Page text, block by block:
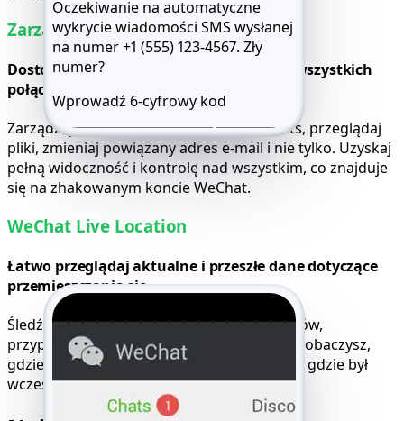
Oczekiwanie na automatyczne
wykrycie wiadomości SMS wysłanej
na numer +1 (555) 123-4567. Zły
numer?
Wprowadź 6-cyfrowy kod
Wyślij ponownie SMS 59:49 Zadzwoń
Zarządzaj całym kontem
Dostosuj ustawienia i uzyskaj dostęp do wszystkich
połączeń
Zarządzaj kontaktami, sprawdzaj Moments, przeglądaj
pliki, zmieniaj powiązany adres e-mail i nie tylko. Uzyskaj
pełną widoczność i kontrolę nad wszystkim, co znajduje
się na zhakowanym koncie WeChat.
WeChat Live Location
Łatwo przeglądaj aktualne i przeszłe dane dotyczące
przemieszczania się
Śledź aktywność GPS na podstawie geotagów,
przypiętych map i udostępniania na żywo. Zobaczysz,
gdzie obecnie znajduje się właściciel konta i gdzie był
wcześniej.